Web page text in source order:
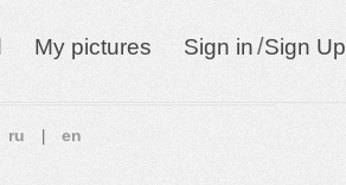
My pictures Sign in/Sign Up
ru en